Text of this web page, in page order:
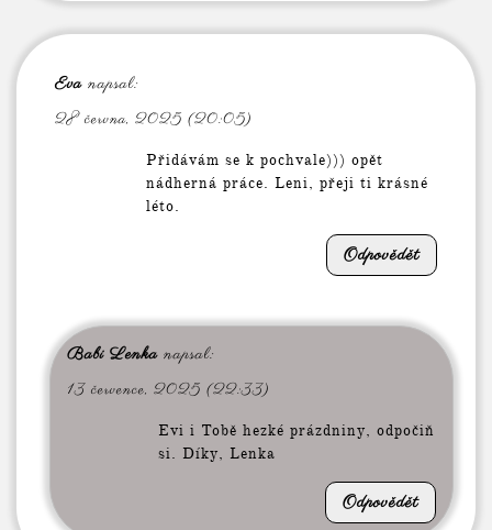
Eva napsal:
28 června, 2025 (20:05)
Přidávám se k pochvale))) opět
nádherná práce. Leni, přeji ti krásné
léto.
Odpovědět
Babi Lenka napsal:
13 července, 2025 (22:33)
Evi i Tobě hezké prázdniny, odpočiň
si. Díky, Lenka
Odpovědět